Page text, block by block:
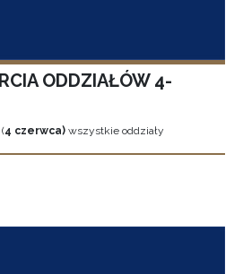
ODDZIAŁÓW 4-
4 czerwca) wszystkie oddziały